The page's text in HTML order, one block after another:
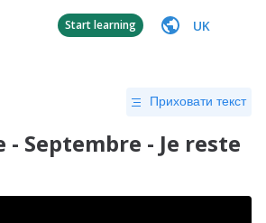
Start learning UK
Приховати текст
- Septembre - Je reste